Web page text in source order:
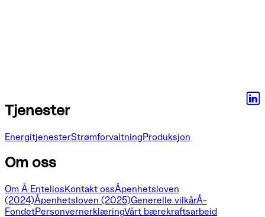
Tjenester
EnergitjenesterStrømforvaltningProduksjon
Om oss
Om Å EnteliosKontakt ossÅpenhetsloven
(2024)Åpenhetsloven (2025)Generelle vilkårÅ-
FondetPersonvernerklæringVårt bærekraftsarbeid